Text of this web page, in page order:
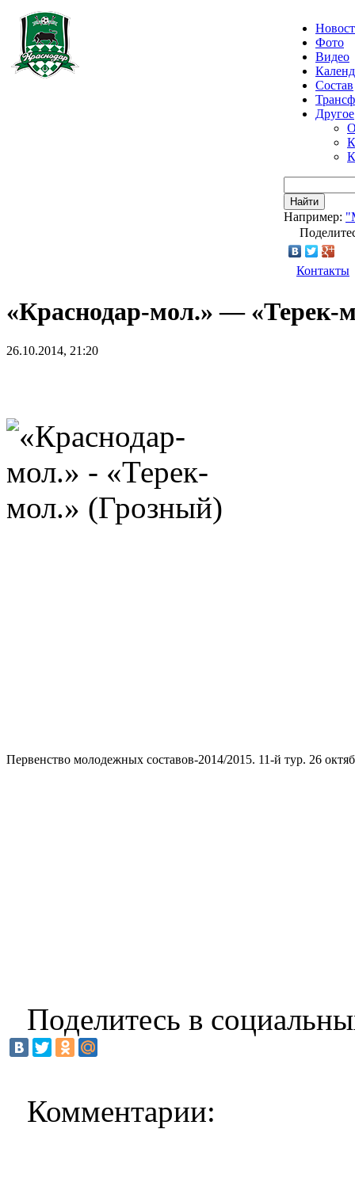
Фото
Видео
Состав
Другое
Найти
Например:
Контакты
«Краснодар-мол.» — «Терек-
26.10.2014, 21:20
Первенство молодежных составов-2014/2015. 11-й тур. 26
Поделитесь в
Комментарии: